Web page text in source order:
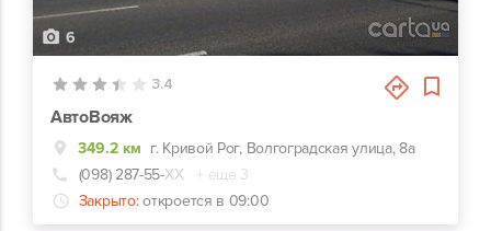
6
3.4
АвтоВояж
349.2 км г. Кривой Рог, Волгоградская улица, 8а
(098) 287-55-ХХ
+ еще 3
Закрыто: откроется в 09:00